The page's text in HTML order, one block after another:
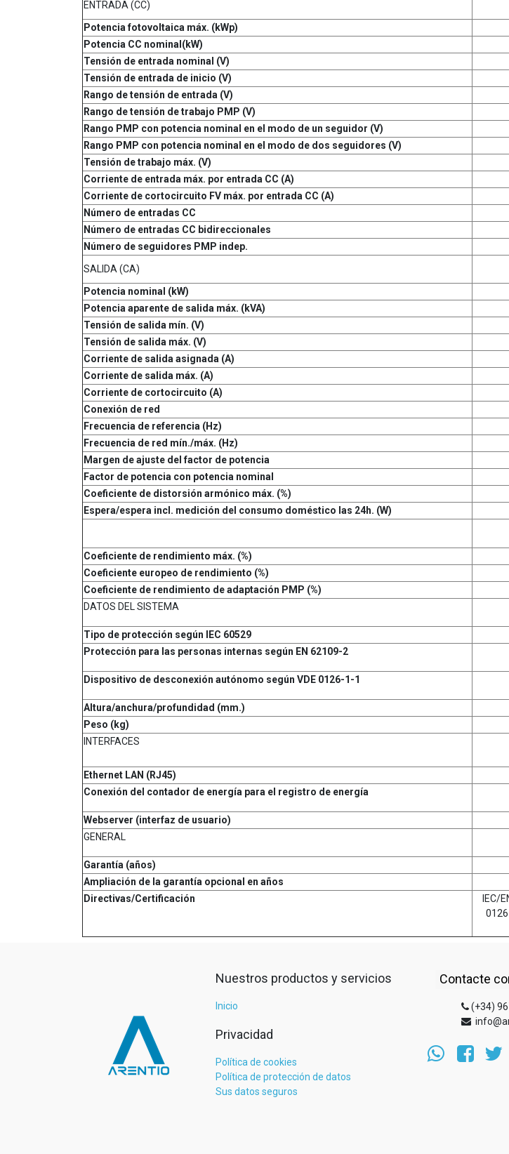
ENTRADA (CC)
Potencia fotovoltaica máx. (kWp)
Potencia CC nominal (kW)
Tensión de entrada nominal (V)
Tensión de entrada de inicio (V)
Rango de tensión de entrada (V)
Rango de tensión de trabajo PMP (V)
Rango PMP con potencia nominal en el modo de un seguidor (V)
Rango PMP con potencia nominal en el modo de dos seguidores (V)
Tensión de trabajo máx. (V)
Corriente de entrada máx. por entrada CC (A)
Corriente de cortocircuito FV máx. por entrada CC (A)
Número de entradas CC
Número de entradas CC bidireccionales
Número de seguidores PMP indep.
SALIDA (CA)
Potencia nominal (kW)
Potencia aparente de salida máx. (kVA)
Tensión de salida mín. (V)
Tensión de salida máx. (V)
Corriente de salida asignada (A)
Corriente de salida máx. (A)
Corriente de cortocircuito (A)
Conexión de red
Frecuencia de referencia (Hz)
Frecuencia de red mín./máx. (Hz)
Margen de ajuste del factor de potencia
Factor de potencia con potencia nominal
Coeficiente de distorsión armónico máx. (%)
Espera/espera incl. medición del consumo doméstico las 24h. (W)
Coeficiente de rendimiento máx. (%)
Coeficiente europeo de rendimiento (%)
Coeficiente de rendimiento de adaptación PMP (%)
DATOS DEL SISTEMA
Tipo de protección según IEC 60529
Protección para las personas internas según EN 62109-2
Dispositivo de desconexión autónomo según VDE 0126-1-1
Altura/anchura/profundidad (mm.)
Peso (kg)
INTERFACES
Ethernet LAN (RJ45)
Conexión del contador de energía para el registro de energía
Webserver (interfaz de usuario)
GENERAL
Garantía (años)
Ampliación de la garantía opcional en años
Directivas/Certificación
IEC/
0126
Nuestros productos y servicios
Inicio
Privacidad
Política de cookies
Política de protección de datos
Sus datos seguros
Contacte
(+34)